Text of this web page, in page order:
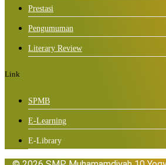
Prestasi
Pengumuman
Literary Review
Link
SPMB
E-Learning
E-Library